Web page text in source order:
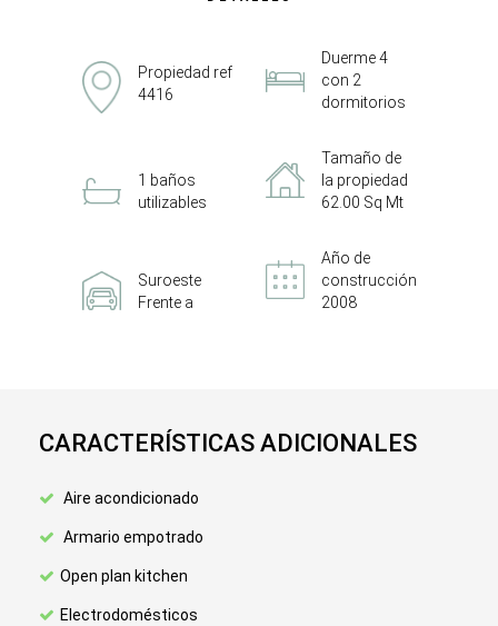
Propiedad ref
4416
Duerme 4
con 2
dormitorios
1 baños
utilizables
Tamaño de
la propiedad
62.00 Sq Mt
Suroeste
Frente a
Año de
construcción
2008
CARACTERÍSTICAS ADICIONALES
Aire acondicionado
Armario empotrado
Open plan kitchen
Electrodomésticos